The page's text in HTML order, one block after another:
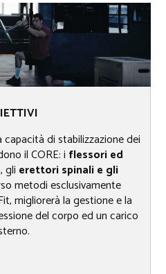
di stabilizzazione dei
il CORE: i flessori ed
, gli erettori spinali e gli
metodi esclusivamente
migliorerà la gestione e la
del corpo ed un carico